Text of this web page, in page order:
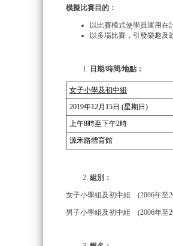
模擬比賽目的：
以比賽模式使學員運用在
以多場比賽，引發樂趣及
日期/時間/地點：
女子小學及初中組
2019年12月15日 (星期日)
上午8時至下午2時
源禾路體育館
組別：
女子小學組及初中組 (2006年至
男子小學組及初中組 (2006年至